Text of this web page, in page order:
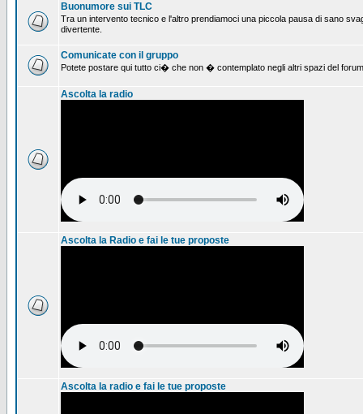
Buonumore sui TLC
Tra un intervento tecnico e l'altro prendiamoci una piccola pausa di sano
divertente.
Comunicate con il gruppo
Potete postare qui tutto ci� che non � contemplato negli altri spazi del
Ascolta la radio
Ascolta la Radio e fai le tue proposte
Ascolta la radio e fai le tue proposte